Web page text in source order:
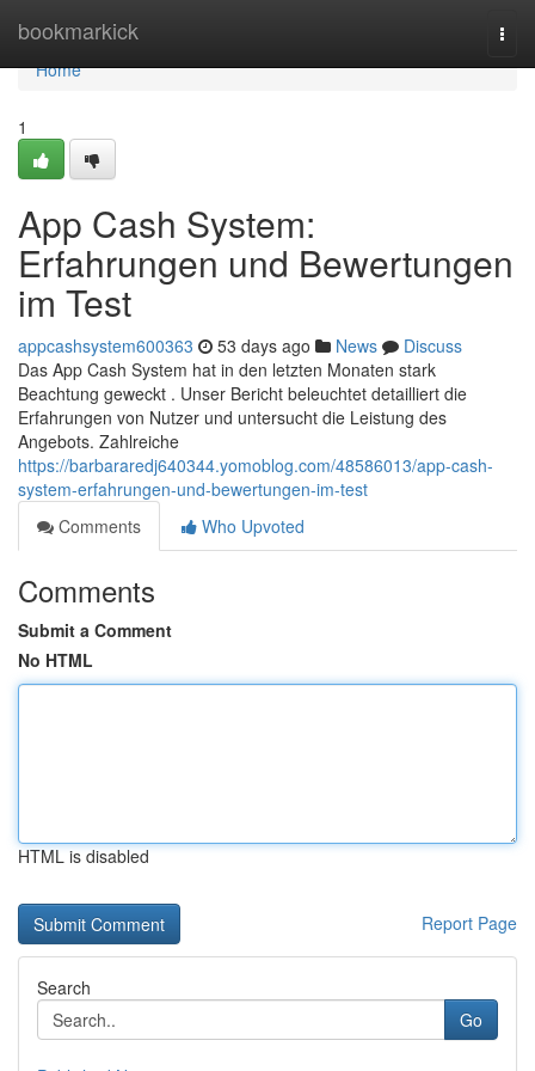
bookmarkick
Home
Home
1
App Cash System:
Erfahrungen und Bewertungen
im Test
appcashsystem600363 53 days ago News
Discuss
Das App Cash System hat in den letzten Monaten stark
Beachtung geweckt . Unser Bericht beleuchtet detailliert die
Erfahrungen von Nutzer und untersucht die Leistung des
Angebots. Zahlreiche
https://barbararedj640344.yomoblog.com/48586013/app-cash-
system-erfahrungen-und-bewertungen-im-test
Comments
Who Upvoted
Comments
Submit a Comment
No HTML
HTML is disabled
Report Page
Search
Go